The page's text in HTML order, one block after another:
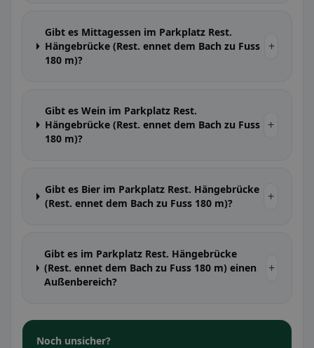
Gibt es Mittagessen im Parkplatz Rest.
Hängebrücke (Rest. ennet dem Bach zu Fuss
180 m)?
+
Gibt es Wein im Parkplatz Rest.
Hängebrücke (Rest. ennet dem Bach zu Fuss
180 m)?
+
Gibt es Bier im Parkplatz Rest. Hängebrücke
(Rest. ennet dem Bach zu Fuss 180 m)?
+
Gibt es im Parkplatz Rest. Hängebrücke
(Rest. ennet dem Bach zu Fuss 180 m) einen
Außenbereich?
+
Noch unsicher?